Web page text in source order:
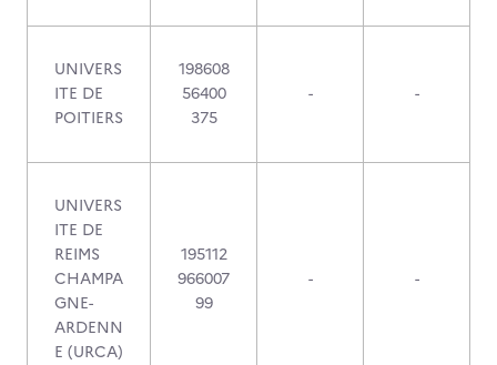
UNIVERS
ITE DE
POITIERS
198608
56400
375
- -
UNIVERS
ITE DE
REIMS
CHAMPA
GNE-
ARDENN
E (URCA)
195112
966007
99
- -